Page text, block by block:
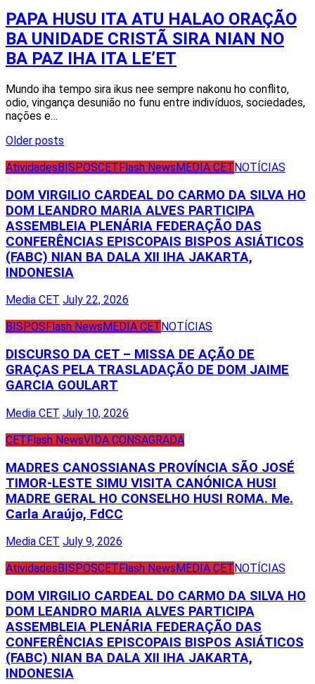
PAPA HUSU ITA ATU HALAO ORAÇÃO
BA UNIDADE CRISTÃ SIRA NIAN NO
BA PAZ IHA ITA LE’ET
Mundo iha tempo sira ikus nee sempre nakonu ho conflito,
odio, vingança desunião no funu entre indivíduos, sociedades,
nações e…
Posts
navigation
Older posts
AtividadesBISPOSCETFlash NewsMEDIA CETNOTÍCIAS
DOM VIRGILIO CARDEAL DO CARMO DA SILVA HO
DOM LEANDRO MARIA ALVES PARTICIPA
ASSEMBLEIA PLENÁRIA FEDERAÇÃO DAS
CONFERÊNCIAS EPISCOPAIS BISPOS ASIÁTICOS
(FABC) NIAN BA DALA XII IHA JAKARTA,
INDONESIA
Media CET July 22, 2026
BISPOS Flash News MEDIA CET NOTÍCIAS
DISCURSO DA CET – MISSA DE AÇÃO DE
GRAÇAS PELA TRASLADAÇÃO DE DOM JAIME
GARCIA GOULART
Media CET July 10, 2026
CETFlash NewsVIDA CONSAGRADA
MADRES CANOSSIANAS PROVÍNCIA SÃO JOSÉ
TIMOR-LESTE SIMU VISITA CANÓNICA HUSI
MADRE GERAL HO CONSELHO HUSI ROMA. Me.
Carla Araújo, FdCC
Media CET July 9, 2026
Atividades BISPOSCET Flash News MEDIA CET NOTÍCIAS
DOM VIRGILIO CARDEAL DO CARMO DA SILVA HO
DOM LEANDRO MARIA ALVES PARTICIPA
ASSEMBLEIA PLENÁRIA FEDERAÇÃO DAS
CONFERÊNCIAS EPISCOPAIS BISPOS ASIÁTICOS
(FABC) NIAN BA DALA XII IHA JAKARTA,
INDONESIA